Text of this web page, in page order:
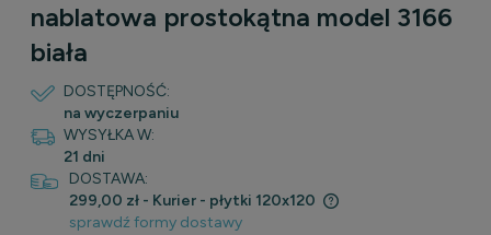
nablatowa prostokątna model 3166
biała
DOSTĘPNOŚĆ:
na wyczerpaniu
WYSYŁKA W:
21 dni
DOSTAWA:
299,00 zł - Kurier - płytki 120x120
Cena nie zawiera ewentualnych kosztów płatności
sprawdź formy dostawy